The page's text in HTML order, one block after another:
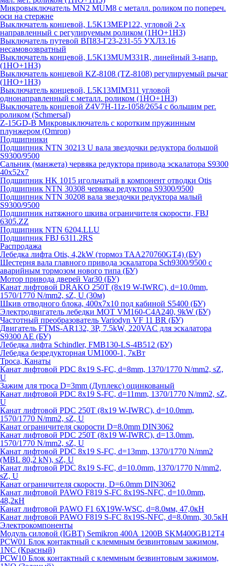
Микровыключатель MN2 MUM8 с металл. роликом по попереч.
оси на стержне
Выключатель концевой, L5K13MEP122, угловой 2-х
направленный с регулируемым роликом (1НО+1НЗ)
Выключатель путевой ВП83-Г23-231-55 УХЛ3.16
несамовозвратный
Выключатель концевой, L5K13MUM331R, линейный 3-напр.
(1НО+1НЗ)
Выключатель концевой KZ-8108 (TZ-8108) регулируемый рычаг
(1НО+1НЗ)
Выключатель концевой, L5K13MIM311 угловой
однонаправленный с металл. роликом (1НО+1НЗ)
Выключатель концевой Z4V7H-11z-1058/2654 с большим рег.
роликом (Schmersal)
Z-15GD-B Микровыключатель с коротким пружинным
плунжером (Omron)
Подшипники
Подшипник NTN 30213 U вала звездочки редуктора большой
S9300/9500
Сальник (манжета) червяка редуктора привода эскалатора S9300
40х52х7
Подшипник HK 1015 игольчатый в компонент отводки Otis
Подшипник NTN 30308 червяка редуктора S9300/9500
Подшипник NTN 30208 вала звездочки редуктора малый
S9300/9500
Подшипник натяжного шкива ограничителя скорости, FBJ
6305.ZZ
Подшипник NTN 6204.LLU
Подшипник FBJ 6311.2RS
Распродажа
Лебедка лифта Otis, 4,2kW (тормоз TAA270760GT4) (БУ)
Шестерня вала главного привода эскалатора Sch9300/9500 с
аварийным тормозом нового типа (БУ)
Мотор привода дверей Var30 (БУ)
Канат лифтовой DRAKO 250T (8x19 W-IWRC), d=10.0mm,
1570/1770 N/mm2, sZ, U (30м)
Шкив отводного блока, 400х7х10 под кабиной S5400 (БУ)
Электродвигатель лебедки MOT VM160-C4A240, 9kW (БУ)
Частотный преобразователь Variodyn VF 11 BR (БУ)
Двигатель FTMS-AR132, 3P, 7.5kW, 220VAC для эскалатора
S9300 AE (БУ)
Лебедка лифта Schindler, FMB130-LS-4B512 (БУ)
Лебедка безредукторная UM1000-1, 7кВт
Троса, Канаты
Канат лифтовой PDC 8x19 S-FC, d=8mm, 1370/1770 N/mm2, sZ,
U
Зажим для троса D=3mm (Дуплекс) оцинкованый
Канат лифтовой PDC 8x19 S-FC, d=11mm, 1370/1770 N/mm2, sZ,
U
Канат лифтовой PDC 250T (8x19 W-IWRC), d=10.0mm,
1570/1770 N/mm2, sZ, U
Канат ограничителя скорости D=8.0mm DIN3062
Канат лифтовой PDC 250T (8x19 W-IWRC), d=13.0mm,
1570/1770 N/mm2, sZ, U
Канат лифтовой PDC 8х19 S-FC, d=13mm, 1370/1770 N/mm2
(MBL 80,2 kN), sZ, U
Канат лифтовой PDC 8x19 S-FC, d=10.0mm, 1370/1770 N/mm2,
sZ, U
Канат ограничителя скорости, D=6.0mm DIN3062
Канат лифтовой PAWO F819 S-FC 8х19S-NFC, d=10.0mm,
48,2кН
Канат лифтовой PAWO F1 6X19W-WSC, d=8.0мм, 47,0кН
Канат лифтовой PAWO F819 S-FC 8х19S-NFC, d=8.0mm, 30.5кН
Электрокомпоненты
Модуль силовой (IGBT) Semikron 400А 1200В SKM400GB12T4
PCW01 Блок контактный с клеммным безвинтовым зажимом,
1NC (Красный)
PCW10 Блок контактный с клеммным безвинтовым зажимом,